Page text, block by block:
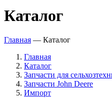
Каталог
Главная — Каталог
Главная
Каталог
Запчасти для
Запчасти John Deere
Импорт